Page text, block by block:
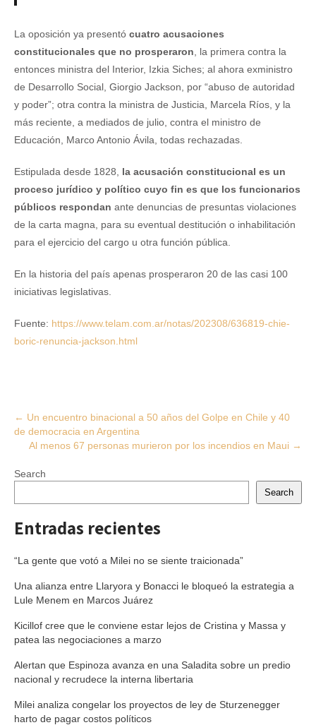
La oposición ya presentó cuatro acusaciones
constitucionales que no prosperaron , la primera contra la
entonces ministra del Interior, Izkia Siches; al ahora exministro
de Desarrollo Social, Giorgio Jackson, por “abuso de autoridad
y poder”; otra contra la ministra de Justicia, Marcela Ríos, y la
más reciente, a mediados de julio, contra el ministro de
Educación, Marco Antonio Ávila, todas rechazadas.
Estipulada desde 1828, la acusación constitucional es un
proceso jurídico y político cuyo fin es que los funcionarios
públicos respondan ante denuncias de presuntas violaciones
de la carta magna, para su eventual destitución o inhabilitación
para el ejercicio del cargo u otra función pública.
En la historia del país apenas prosperaron 20 de las casi 100
iniciativas legislativas.
Fuente: https://www.telam.com.ar/notas/202308/636819-chie-
boric-renuncia-jackson.html
Post
navigation
← Un encuentro binacional a 50 años del Golpe en Chile y 40
de democracia en Argentina
Al menos 67 personas murieron por los incendios en Maui →
Search
Search
Entradas recientes
“La gente que votó a Milei no se siente traicionada”
Una alianza entre Llaryora y Bonacci le bloqueó la estrategia a
Lule Menem en Marcos Juárez
Kicillof cree que le conviene estar lejos de Cristina y Massa y
patea las negociaciones a marzo
Alertan que Espinoza avanza en una Saladita sobre un predio
nacional y recrudece la interna libertaria
Milei analiza congelar los proyectos de ley de Sturzenegger
harto de pagar costos políticos